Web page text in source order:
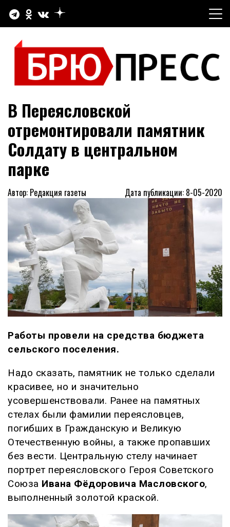
содержимому
БРЮПРЕСС
Официальный сайт газеты "Брюховецкие новости"
В Переясловской
отремонтировали памятник
Солдату в центральном
парке
Автор: Редакция газеты Дата публикации: 8-05-2020
Работы провели на средства бюджета
сельского поселения.
Надо сказать, памятник не только сделали
красивее, но и значительно
усовершенствовали. Ранее на памятных
стелах были фамилии переясловцев,
погибших в Гражданскую и Великую
Отечественную войны, а также пропавших
без вести. Центральную стелу начинает
портрет переясловского Героя Советского
Союза Ивана Фёдоровича Масловского,
выполненный золотой краской.